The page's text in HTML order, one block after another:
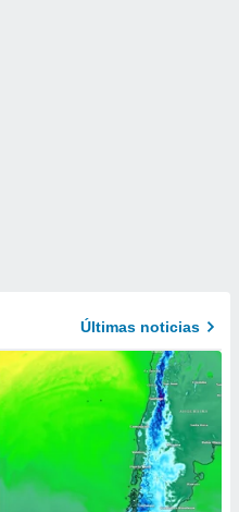
Últimas noticias